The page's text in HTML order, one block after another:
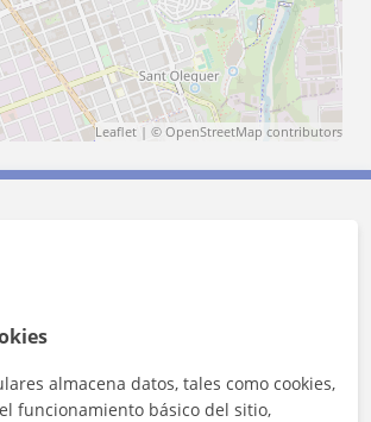
Leaflet | © OpenStreetMap contributors
almacena datos, tales como cookies,
funcionamiento básico del sitio,